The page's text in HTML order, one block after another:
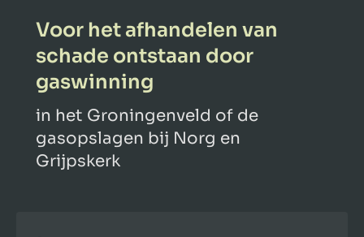
Voor het afhandelen van
schade ontstaan door
gaswinning
in het Groningenveld of de
gasopslagen bij Norg en
Grijpskerk